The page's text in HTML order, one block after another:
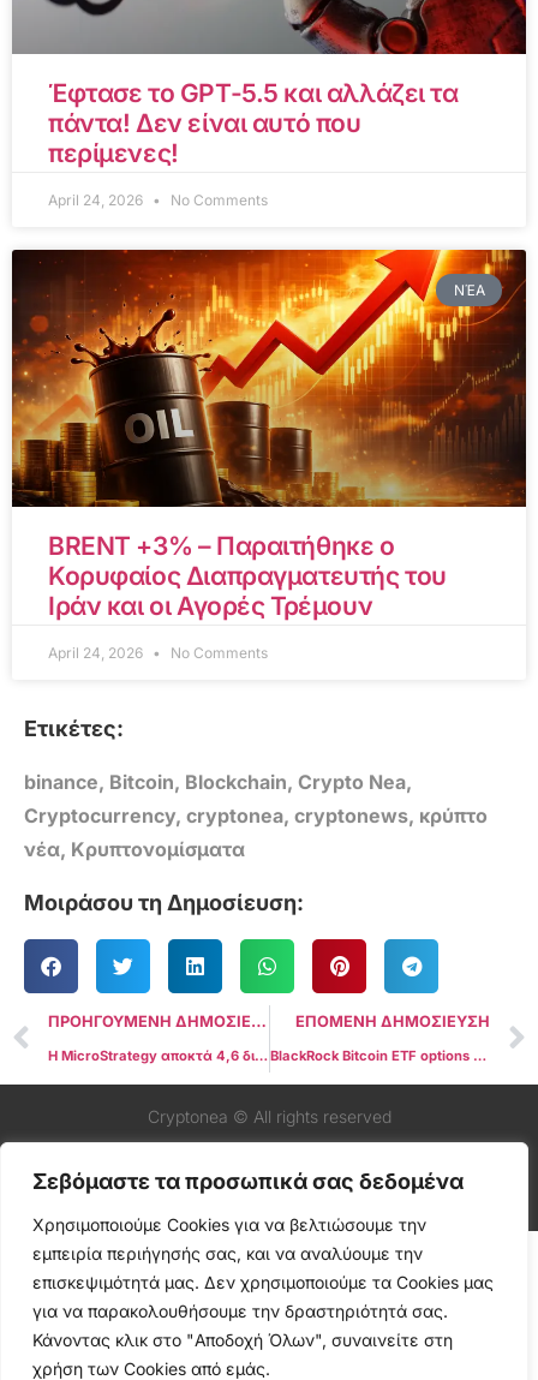
Σεβόμαστε τα προσωπικά σας δεδομένα
Χρησιμοποιούμε Cookies για να βελτιώσουμε την
εμπειρία περιήγησής σας, και να αναλύουμε την
επισκεψιμότητά μας. Δεν χρησιμοποιούμε τα Cookies μας
για να παρακολουθήσουμε την δραστηριότητά σας.
Κάνοντας κλικ στο "Αποδοχή Όλων", συναινείτε στη
χρήση των Cookies από εμάς.
Έφτασε το GPT-5.5 και αλλάζει τα
πάντα! Δεν είναι αυτό που
περίμενες!
April 24, 2026 No Comments
ΝΈΑ
BRENT +3% – Παραιτήθηκε ο
Κορυφαίος Διαπραγματευτής του
Ιράν και οι Αγορές Τρέμουν
April 24, 2026 No Comments
Ετικέτες:
binance, Bitcoin, Blockchain, Crypto Nea,
Cryptocurrency, cryptonea, cryptonews, κρύπτο
νέα, Κρυπτονομίσματα
Μοιράσου τη Δημοσίευση:
ΠΡΟΗΓΟΥΜΕΝΗ ΔΗΜΟΣΙΕΥΣΗ
Η MicroStrategy αποκτά 4,6 δισεκατομμύρια δολάρια σε Bitcoin εν μέσω αυξανόμενων τιμών
ΕΠΟΜΕΝΗ ΔΗΜΟΣΙΕΥΣΗ
BlackRock Bitcoin ETF options – Διαπραγματεύονται 1,9 δισεκατομμύρια δολάρια την πρώτη ημέρα
Cryptonea © All rights reserved